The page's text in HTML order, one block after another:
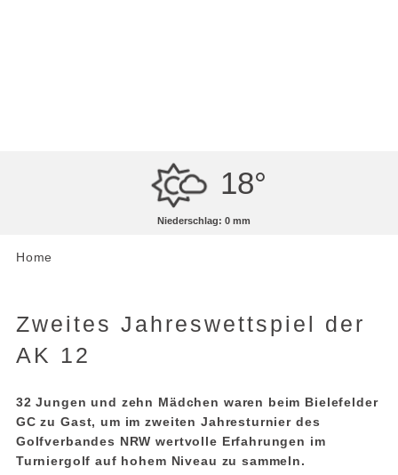
18°
Niederschlag: 0 mm
Home
Zweites Jahreswettspiel der
AK 12
32 Jungen und zehn Mädchen waren beim Bielefelder
GC zu Gast, um im zweiten Jahresturnier des
Golfverbandes NRW wertvolle Erfahrungen im
Turniergolf auf hohem Niveau zu sammeln.